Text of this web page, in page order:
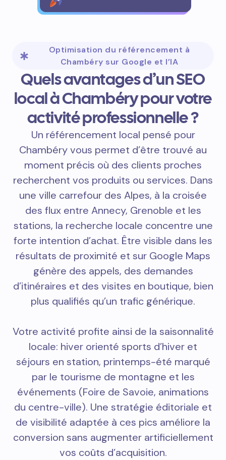
Optimisation du référencement à
Chambéry sur Google et l’IA
Quels avantages d’un SEO
local à Chambéry pour votre
activité professionnelle ?
Un référencement local pensé pour
Chambéry vous permet d’être trouvé au
moment précis où des clients proches
recherchent vos produits ou services. Dans
une ville carrefour des Alpes, à la croisée
des flux entre Annecy, Grenoble et les
stations, la recherche locale concentre une
forte intention d’achat. Être visible dans les
résultats de proximité et sur Google Maps
génère des appels, des demandes
d’itinéraires et des visites en boutique, bien
plus qualifiés qu’un trafic générique.
Votre activité profite ainsi de la saisonnalité
locale: hiver orienté sports d’hiver et
séjours en station, printemps-été marqué
par le tourisme de montagne et les
événements (Foire de Savoie, animations
du centre-ville). Une stratégie éditoriale et
de visibilité adaptée à ces pics améliore la
conversion sans augmenter artificiellement
vos coûts d’acquisition.